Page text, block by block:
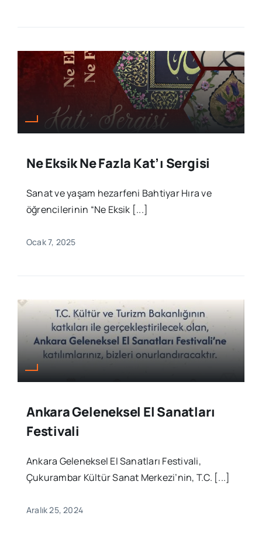
Ne Eksik Ne Fazla Kat’ı Sergisi
Sanat ve yaşam hezarfeni Bahtiyar Hıra ve
öğrencilerinin “Ne Eksik [...]
Ocak 7, 2025
Ankara Geleneksel El Sanatları
Festivali
Ankara Geleneksel El Sanatları Festivali,
Çukurambar Kültür Sanat Merkezi’nin, T.C. [...]
Aralık 25, 2024